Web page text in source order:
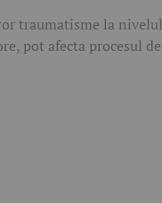
traumatisme la nivelul
pot afecta procesul de